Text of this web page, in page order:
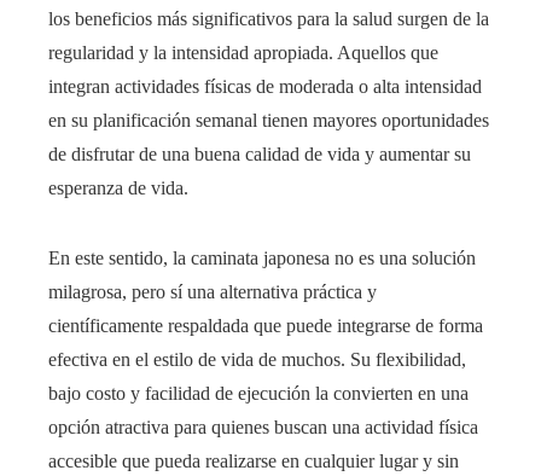
los beneficios más significativos para la salud surgen de la
regularidad y la intensidad apropiada. Aquellos que
integran actividades físicas de moderada o alta intensidad
en su planificación semanal tienen mayores oportunidades
de disfrutar de una buena calidad de vida y aumentar su
esperanza de vida.
En este sentido, la caminata japonesa no es una solución
milagrosa, pero sí una alternativa práctica y
científicamente respaldada que puede integrarse de forma
efectiva en el estilo de vida de muchos. Su flexibilidad,
bajo costo y facilidad de ejecución la convierten en una
opción atractiva para quienes buscan una actividad física
accesible que pueda realizarse en cualquier lugar y sin